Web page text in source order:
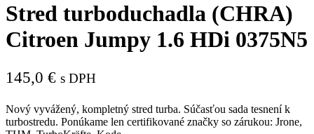
Stred turboduchadla (CHRA)
Citroen Jumpy 1.6 HDi 0375N5
145,0 € s DPH
Nový vyvážený, kompletný stred turba. Súčasťou sada tesnení k
turbostredu. Ponúkame len certifikované značky so zárukou: Jrone,